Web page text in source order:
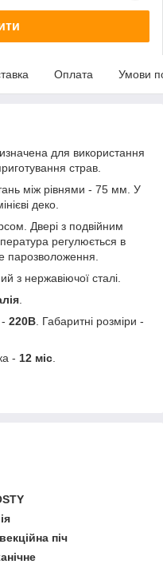
Оплата Умови
для використання
страв.
між рівнями - 75 мм. У
деко.
Двері з подвійним
регулюється в
парозволоження.
з нержавіючої сталі.
220В . Габаритні розміри -
- 12 міс
піч